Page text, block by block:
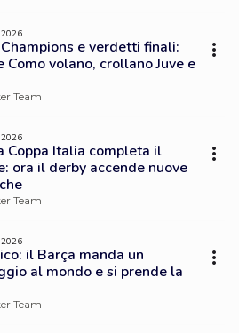
e verdetti finali:
Como volano, crollano Juve e
Team
Coppa Italia completa il
ora il derby accende nuove
Team
il Barça manda un
al mondo e si prende la
Team